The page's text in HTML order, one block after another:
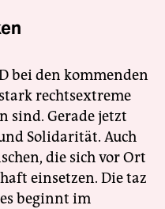
bei den kommenden
rechtsextreme
sind. Gerade jetzt
Solidarität. Auch
die sich vor Ort
einsetzen. Die taz
beginnt im